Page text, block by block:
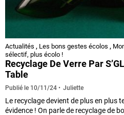
Actualités , Les bons gestes écolos ,
sélectif, plus écolo !
Recyclage De Verre Par
Table
Publié le 10/11/24 Juliette
Le recyclage devient de plus en plus
évidence ! On parle de recyclage de